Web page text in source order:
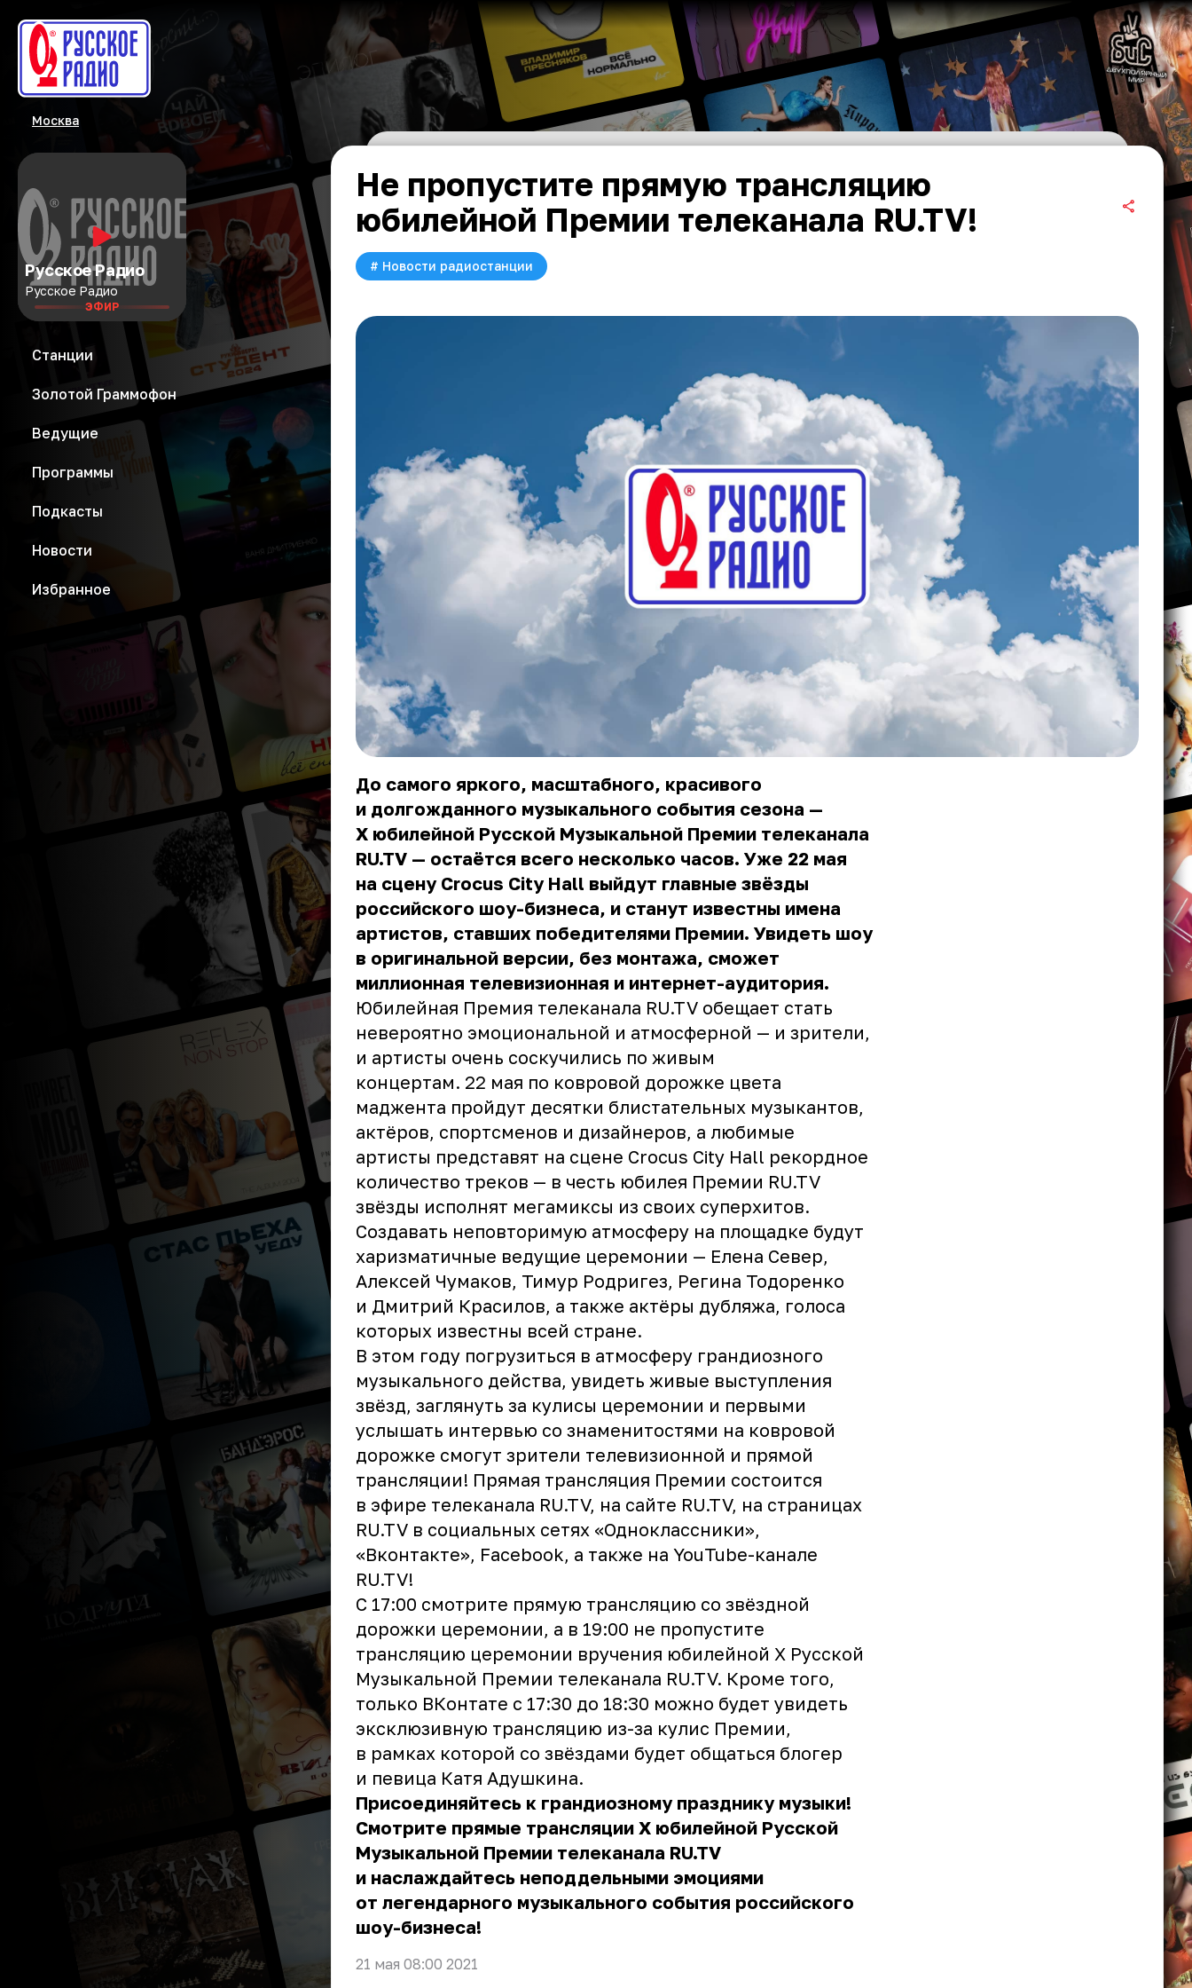
Москва
Русское Радио
Русское Радио
ЭФИР
Станции
Золотой Граммофон
Ведущие
Программы
Подкасты
Новости
Избранное
Не пропустите прямую трансляцию
юбилейной Премии телеканала RU.TV!
# Новости радиостанции
До самого яркого, масштабного, красивого
и долгожданного музыкального события сезона —
X юбилейной Русской Музыкальной Премии телеканала
RU.TV — остаётся всего несколько часов. Уже 22 мая
на сцену Crocus City Hall выйдут главные звёзды
российского шоу-бизнеса, и станут известны имена
артистов, ставших победителями Премии. Увидеть шоу
в оригинальной версии, без монтажа, сможет
миллионная телевизионная и интернет-аудитория.
Юбилейная Премия телеканала RU.TV обещает стать
невероятно эмоциональной и атмосферной — и зрители,
и артисты очень соскучились по живым
концертам. 22 мая по ковровой дорожке цвета
маджента пройдут десятки блистательных музыкантов,
актёров, спортсменов и дизайнеров, а любимые
артисты представят на сцене Crocus City Hall рекордное
количество треков — в честь юбилея Премии RU.TV
звёзды исполнят мегамиксы из своих суперхитов.
Создавать неповторимую атмосферу на площадке будут
харизматичные ведущие церемонии — Елена Север,
Алексей Чумаков, Тимур Родригез, Регина Тодоренко
и Дмитрий Красилов, а также актёры дубляжа, голоса
которых известны всей стране.
В этом году погрузиться в атмосферу грандиозного
музыкального действа, увидеть живые выступления
звёзд, заглянуть за кулисы церемонии и первыми
услышать интервью со знаменитостями на ковровой
дорожке смогут зрители телевизионной и прямой
трансляции! Прямая трансляция Премии состоится
в эфире телеканала RU.TV, на сайте RU.TV, на страницах
RU.TV в социальных сетях «Одноклассники»
«Вконтакте» Facebook , а также на YouTube-канале
RU.TV!
С 17:00 смотрите прямую трансляцию со звёздной
дорожки церемонии, а в 19:00 не пропустите
трансляцию церемонии вручения юбилейной X Русской
Музыкальной Премии телеканала RU.TV. Кроме того,
только ВКонтате с 17:30 до 18:30 можно будет увидеть
эксклюзивную трансляцию из-за кулис Премии,
в рамках которой со звёздами будет общаться блогер
и певица Катя Адушкина.
Присоединяйтесь к грандиозному празднику музыки!
Смотрите прямые трансляции X юбилейной Русской
Музыкальной Премии телеканала RU.TV
и наслаждайтесь неподдельными эмоциями
от легендарного музыкального события российского
шоу-бизнеса!
21 мая 08:00 2021